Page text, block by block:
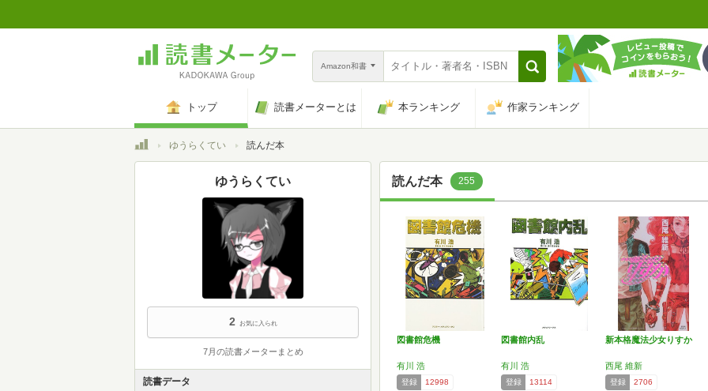
Amazon和書
トップ 読書メーターとは 本ランキング 作家ランキング
トップゆうらくてい 読んだ本
読んだ本 255
図書館危機
有川 浩
登録 12998
図書館内乱
有川 浩
登録 13114
新本格魔法少女りすか
西尾 維新
登録 2706
ゆうらくてい
2 お気に入られ
7月の読書メーターまとめ
読書データ